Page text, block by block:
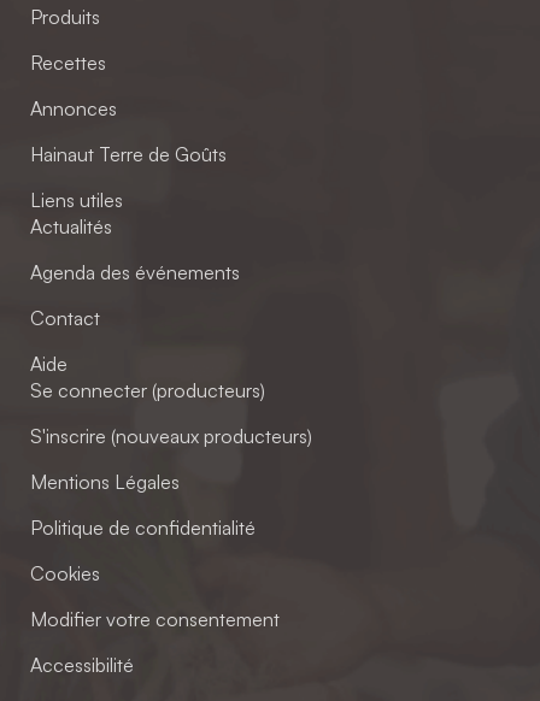
Produits
Recettes
Annonces
Hainaut Terre de Goûts
Liens utiles
Actualités
Agenda des événements
Contact
Aide
Se connecter (producteurs)
S'inscrire (nouveaux producteurs)
Mentions Légales
Politique de confidentialité
Cookies
Modifier votre consentement
Accessibilité